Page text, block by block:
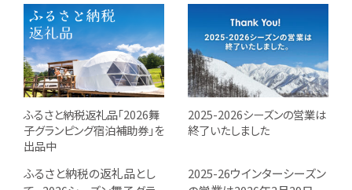
ふるさと納税返礼品「2026舞
子グランピング宿泊補助券」を
出品中
ふるさと納税の返礼品とし
2025-2026シーズンの営業は
終了いたしました
2025-26ウインターシーズン